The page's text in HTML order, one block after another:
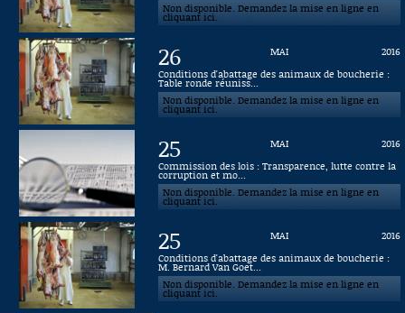
AIDE À LA DÉCOUPE
DE VIDÉOS
Présidence
Évènements
Connaissance, Histoire
Autres
Non disponible. Demandez la mise en ligne en
cliquant ici.
26 MAI
2016
Conditions d'abattage des animaux de boucherie :
Table ronde réuniss...
Non disponible. Demandez la mise en ligne en
cliquant ici.
25 MAI
2016
Commission des lois : Transparence, lutte contre la
corruption et mo...
Non disponible. Demandez la mise en ligne en
cliquant ici.
25 MAI
2016
Conditions d'abattage des animaux de boucherie :
M. Bernard Van Goet...
Non disponible. Demandez la mise en ligne en
cliquant ici.